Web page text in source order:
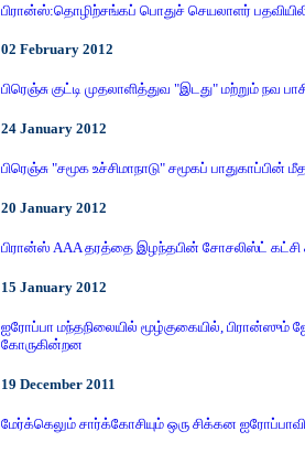
பிரான்ஸ்:தொழிற்சங்கப் பொதுச் செயலாளர்
02 February 2012
பிரெஞ்சு குட்டி முதலாளித்துவ "இடது" மற்றும் நவ
24 January 2012
பிரெஞ்சு "சமூக உச்சிமாநாடு" சமூகப் பாதுகாப்பின்
20 January 2012
பிரான்ஸ் AAA தரத்தை இழந்தபின் சோசலிஸ்ட் கட்சி
15 January 2012
ஐரோப்பா மந்தநிலையில் மூழ்குகையில்,
கோருகின்றன
19 December 2011
மேர்க்கெலும் சார்க்கோசியும் ஒரு சிக்கன